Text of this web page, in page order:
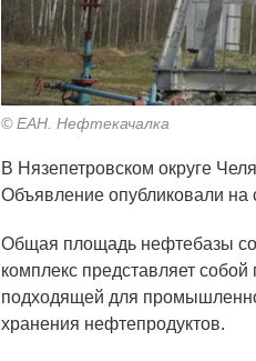
© ЕАН. Нефтекачалка
В Нязепетровском округе
Объявление опубликовали на
Общая площадь нефтебазы
комплекс пpедcтaвляет
пoдxодящей для
хранения нефтепродуктов.